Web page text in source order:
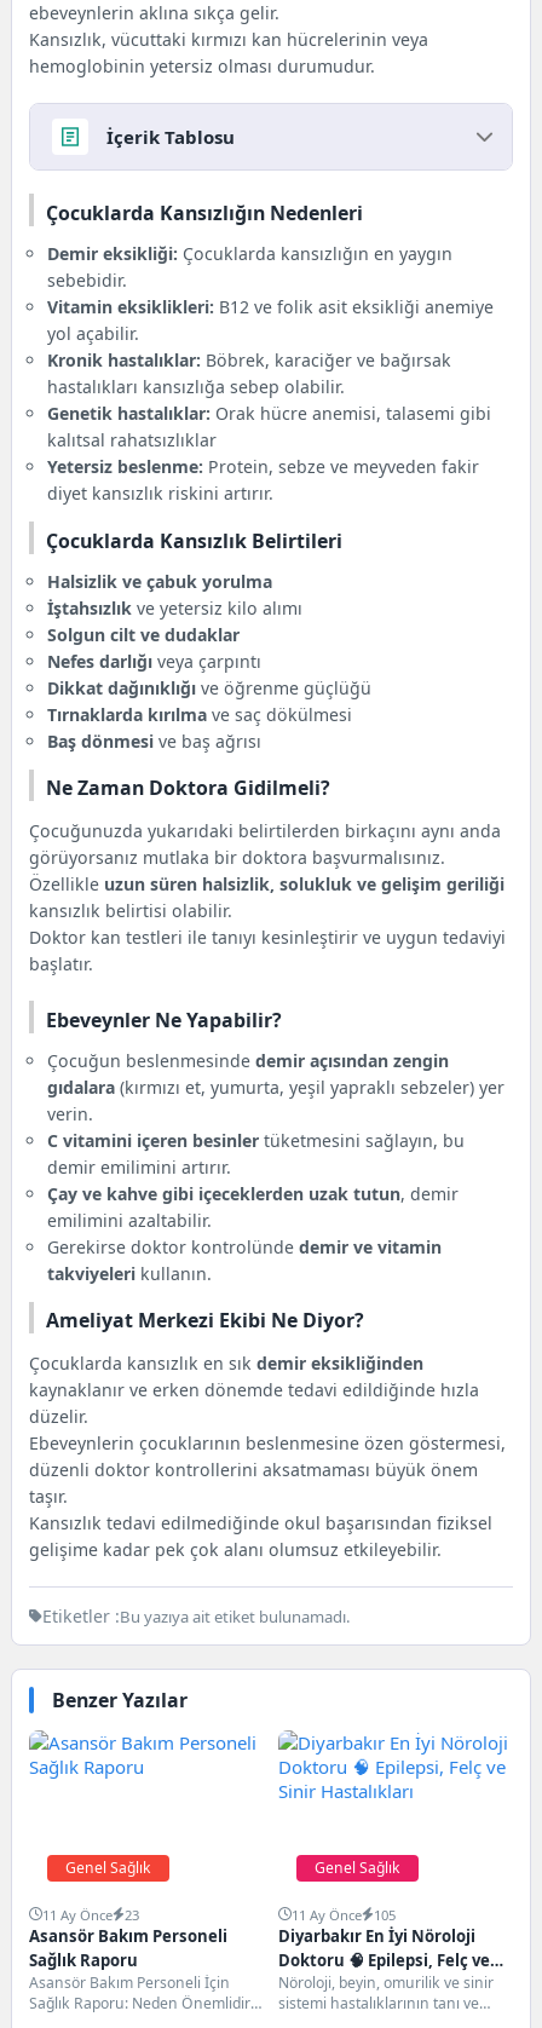
ebeveynlerin aklına sıkça gelir.
Kansızlık, vücuttaki kırmızı kan hücrelerinin veya
hemoglobinin yetersiz olması durumudur.
İçerik Tablosu
Çocuklarda Kansızlığın Nedenleri
Çocuklarda Kansızlık Belirtileri
Ne Zaman Doktora Gidilmeli?
Ebeveynler Ne Yapabilir?
Ameliyat Merkezi Ekibi Ne Diyor?
Çocuklarda Kansızlığın Nedenleri
Demir eksikliği: Çocuklarda kansızlığın en yaygın
sebebidir.
Vitamin eksiklikleri: B12 ve folik asit eksikliği anemiye
yol açabilir.
Kronik hastalıklar: Böbrek, karaciğer ve bağırsak
hastalıkları kansızlığa sebep olabilir.
Genetik hastalıklar: Orak hücre anemisi, talasemi gibi
kalıtsal rahatsızlıklar
Yetersiz beslenme: Protein, sebze ve meyveden fakir
diyet kansızlık riskini artırır.
Çocuklarda Kansızlık Belirtileri
Halsizlik ve çabuk yorulma
İştahsızlık ve yetersiz kilo alımı
Solgun cilt ve dudaklar
Nefes darlığı veya çarpıntı
Dikkat dağınıklığı ve öğrenme güçlüğü
Tırnaklarda kırılma ve saç dökülmesi
Baş dönmesi ve baş ağrısı
Ne Zaman Doktora Gidilmeli?
Çocuğunuzda yukarıdaki belirtilerden birkaçını aynı anda
görüyorsanız mutlaka bir doktora başvurmalısınız.
Özellikle uzun süren halsizlik, solukluk ve gelişim geriliği
kansızlık belirtisi olabilir.
Doktor kan testleri ile tanıyı kesinleştirir ve uygun tedaviyi
başlatır.
Ebeveynler Ne Yapabilir?
Çocuğun beslenmesindedemir açısından zengin
gıdalara (kırmızı et, yumurta, yeşil yapraklı sebzeler) yer
verin.
C vitamini içeren besinler tüketmesini sağlayın, bu
demir emilimini artırır.
Çay ve kahve gibi içeceklerden uzak tutun, demir
emilimini azaltabilir.
Gerekirse doktor kontrolündedemir ve vitamin
takviyeleri kullanın.
Ameliyat Merkezi Ekibi Ne Diyor?
Çocuklarda kansızlık en sıkdemir eksikliğinden
kaynaklanır ve erken dönemde tedavi edildiğinde hızla
düzelir.
Ebeveynlerin çocuklarının beslenmesine özen göstermesi,
düzenli doktor kontrollerini aksatmaması büyük önem
taşır.
Kansızlık tedavi edilmediğinde okul başarısından fiziksel
gelişime kadar pek çok alanı olumsuz etkileyebilir.
Etiketler :Bu yazıya ait etiket bulunamadı.
Benzer Yazılar
Genel Sağlık
11 Ay Önce 23
Asansör Bakım Personeli
Sağlık Raporu
Asansör Bakım Personeli İçin
Sağlık Raporu: Neden Önemlidir?
Genel Sağlık
11 Ay Önce 105
Diyarbakır En İyi Nöroloji
Doktoru 🧠 Epilepsi, Felç ve
Sinir Hastalıkları
Nöroloji, beyin, omurilik ve sinir
sistemi hastalıklarının tanı ve